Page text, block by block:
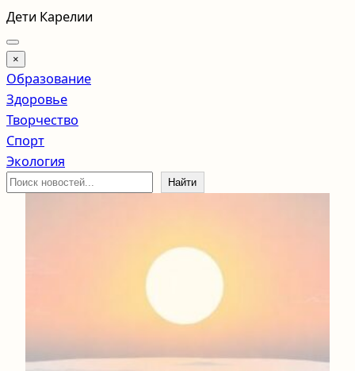
Перейти
к
содержимому
Дети Карелии
×
Образование
Здоровье
Творчество
Спорт
Экология
Поиск
Найти